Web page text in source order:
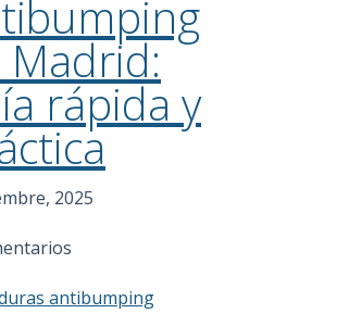
Madrid:
rápida y
2025
antibumping